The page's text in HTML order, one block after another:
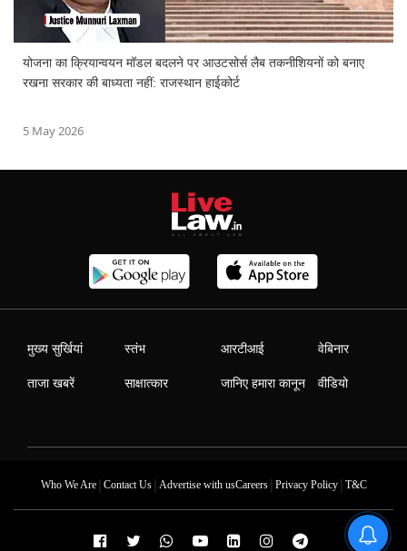
योजना का क्रियान्वयन मॉडल बदलने पर आउटसोर्स लैब तकनीशियनों को बनाए
रखना सरकार की बाध्यता नहीं: राजस्थान हाईकोर्ट
5 May 2026
मुख्य सुर्खियां
ताजा खबरें
स्तंभ
साक्षात्कार
आरटीआई
जानिए हमारा कानून
वेबिनार
वीडियो
Who We Are| Contact Us| Advertise with usCareers| Privacy Policy| T&C